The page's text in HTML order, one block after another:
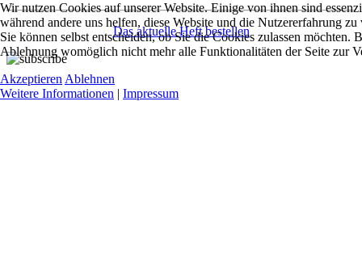
Das aktuelle Heft bestellen
Wir nutzen Cookies auf unserer Website. Einige von ihnen sind
während andere uns helfen, diese Website und die Nutzererfahrung
Sie können selbst entscheiden, ob Sie die Cookies zulassen möchten.
Ablehnung womöglich nicht mehr alle Funktionalitäten der Seite zur
Akzeptieren Ablehnen
Weitere Informationen | Impressum